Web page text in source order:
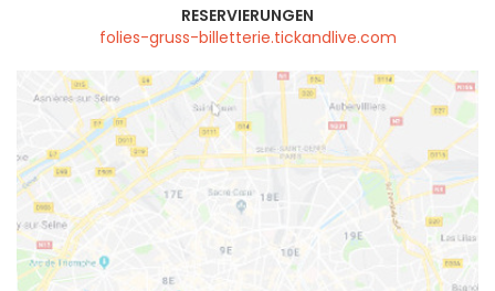
RESERVIERUNGEN
folies-gruss-billetterie.tickandlive.com